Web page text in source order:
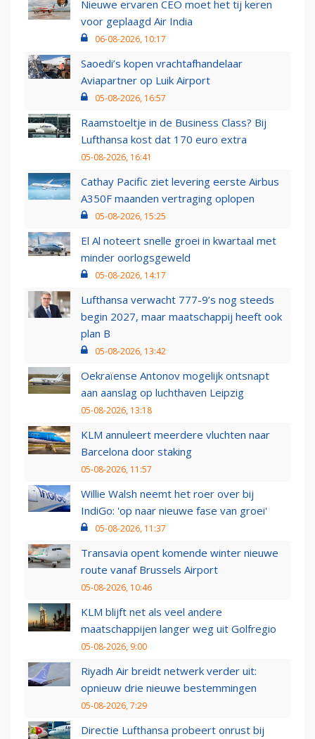
Nieuwe ervaren CEO moet het tij keren
voor geplaagd Air India
06-08-2026, 10:17
Saoedi’s kopen vrachtafhandelaar
Aviapartner op Luik Airport
05-08-2026, 16:57
Raamstoeltje in de Business Class? Bij
Lufthansa kost dat 170 euro extra
05-08-2026, 16:41
Cathay Pacific ziet levering eerste Airbus
A350F maanden vertraging oplopen
05-08-2026, 15:25
El Al noteert snelle groei in kwartaal met
minder oorlogsgeweld
05-08-2026, 14:17
Lufthansa verwacht 777-9’s nog steeds
begin 2027, maar maatschappij heeft ook
plan B
05-08-2026, 13:42
Oekraïense Antonov mogelijk ontsnapt
aan aanslag op luchthaven Leipzig
05-08-2026, 13:18
KLM annuleert meerdere vluchten naar
Barcelona door staking
05-08-2026, 11:57
Willie Walsh neemt het roer over bij
IndiGo: 'op naar nieuwe fase van groei'
05-08-2026, 11:37
Transavia opent komende winter nieuwe
route vanaf Brussels Airport
05-08-2026, 10:46
KLM blijft net als veel andere
maatschappijen langer weg uit Golfregio
05-08-2026, 9:00
Riyadh Air breidt netwerk verder uit:
opnieuw drie nieuwe bestemmingen
05-08-2026, 7:29
Directie Lufthansa probeert onrust bij